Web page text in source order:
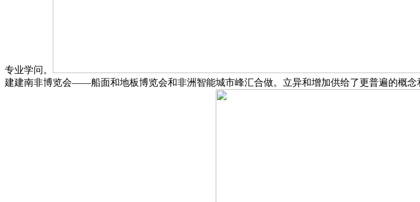
专业学问。
建建南非博览会——船面和地板博览会和非洲智能城市峰汇合做。立异和增加供给了更普遍的概念